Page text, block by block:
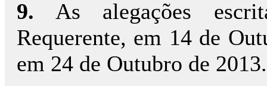
9. As alegações
Requerente, em 14 de
em 24 de Outubro de 2013.